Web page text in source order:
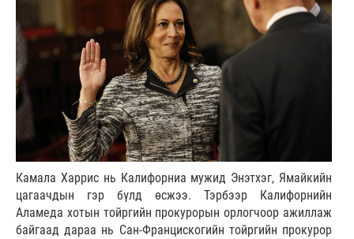
Камала Харрис нь Калифорниа мужид Энэтхэг, Ямайкийн
цагаачдын гэр бүлд өсжээ. Тэрбээр Калифорнийн
Аламеда хотын тойргийн прокурорын орлогчоор ажиллаж
байгаад дараа нь Сан-Францискогийн тойргийн прокурор